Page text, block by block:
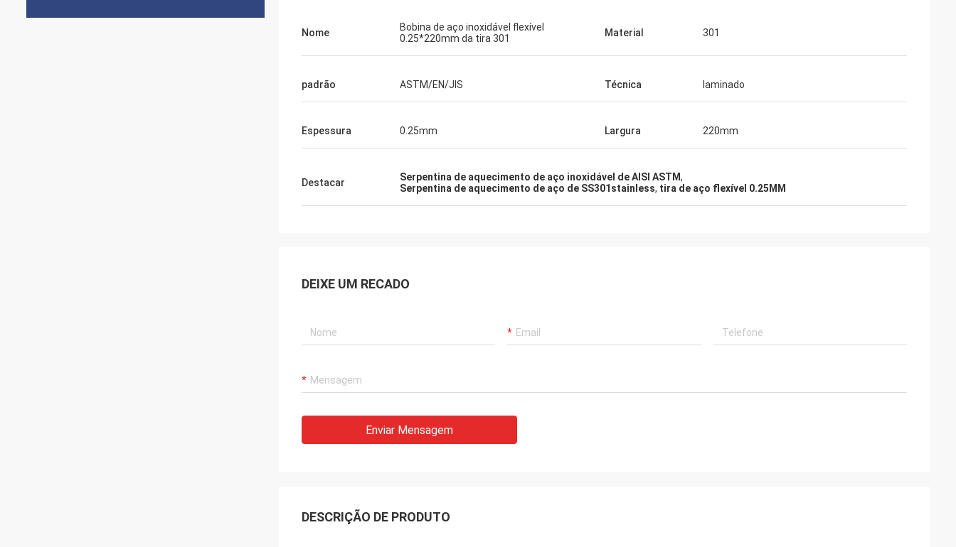
Nome
Bobina de aço inoxidável flexível
0.25*220mm da tira 301
Material 301
padrão ASTM/EN/JIS Técnica laminado
Espessura 0.25mm Largura 220mm
Destacar Serpentina de aquecimento de aço inoxidável de AISI ASTM,
Serpentina de aquecimento de aço de SS301stainless, tira de aço flexível 0.25MM
DEIXE UM RECADO
Enviar Mensagem
DESCRIÇÃO DE PRODUTO